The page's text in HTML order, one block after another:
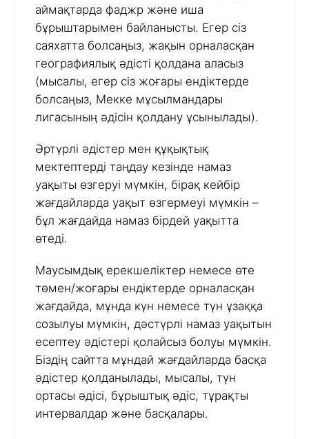
аймақтарда фаджр және иша
бұрыштарымен байланысты. Егер сіз
саяхатта болсаңыз, жақын орналасқан
географиялық әдісті қолдана аласыз
(мысалы, егер сіз жоғары ендіктерде
болсаңыз, Мекке мұсылмандары
лигасының әдісін қолдану ұсынылады).
Әртүрлі әдістер мен құқықтық
мектептерді таңдау кезінде намаз
уақыты өзгеруі мүмкін, бірақ кейбір
жағдайларда уақыт өзгермеуі мүмкін –
бұл жағдайда намаз бірдей уақытта
өтеді.
Маусымдық ерекшеліктер немесе өте
төмен/жоғары ендіктерде орналасқан
жағдайда, мұнда күн немесе түн ұзаққа
созылуы мүмкін, дәстүрлі намаз уақытын
есептеу әдістері қолайсыз болуы мүмкін.
Біздің сайтта мұндай жағдайларда басқа
әдістер қолданылады, мысалы, түн
ортасы әдісі, бұрыштық әдіс, тұрақты
интервалдар және басқалары.